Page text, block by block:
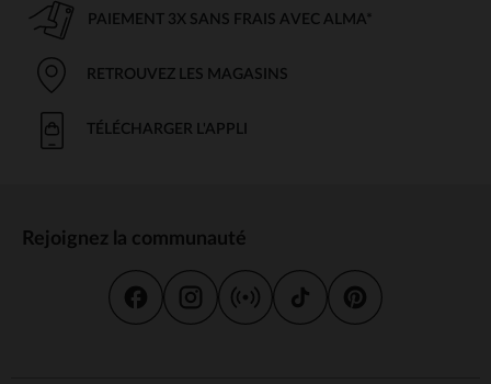
PAIEMENT 3X SANS FRAIS AVEC ALMA*
RETROUVEZ LES MAGASINS
TÉLÉCHARGER L'APPLI
Rejoignez la communauté